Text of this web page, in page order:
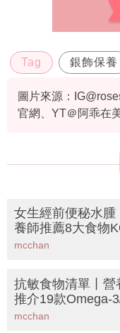
Tag 銀飾保養
圖片來源：
官網、YT＠阿乖在
Co.官網、Tiffany &
女生經前便秘水腫
養師推薦8大食物
谷谷 附3款緊急通
譜
mcchan
抗敏食物清單丨營
推介19款Omega-
維他命D食物 擊退
痕癢告別類固醇
mcchan